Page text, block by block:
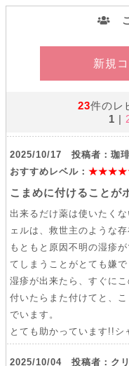
新規
23件のレ
1 |
2025/10/17 投稿者：珈
おすすめレベル：
こまめに付けることが
出来るだけ薬は使いたく
ェルは、救世主のような存
もともと原因不明の湿疹
てしまうことがとても嫌で
湿疹が出来たら、すぐに
付いたらまた付けてと、
でいます。
とても助かっています!!シ
2025/10/04 投稿者：ク